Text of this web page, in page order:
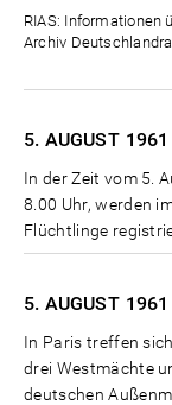
RIAS: Informationen
Archiv
5. AUGUST 1961
In der Zeit vom 5.
8.00 Uhr, werden
Flüchtlinge
5. AUGUST 1961
In Paris treffen
drei Westmächte
deutschen